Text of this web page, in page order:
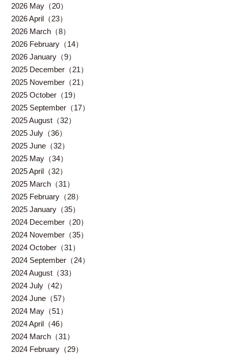
2026 May（20）
2026 April（23）
2026 March（8）
2026 February（14）
2026 January（9）
2025 December（21）
2025 November（21）
2025 October（19）
2025 September（17）
2025 August（32）
2025 July（36）
2025 June（32）
2025 May（34）
2025 April（32）
2025 March（31）
2025 February（28）
2025 January（35）
2024 December（20）
2024 November（35）
2024 October（31）
2024 September（24）
2024 August（33）
2024 July（42）
2024 June（57）
2024 May（51）
2024 April（46）
2024 March（31）
2024 February（29）